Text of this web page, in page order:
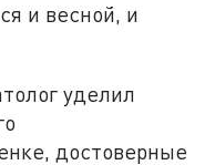
и весной, и
уделил
достоверные